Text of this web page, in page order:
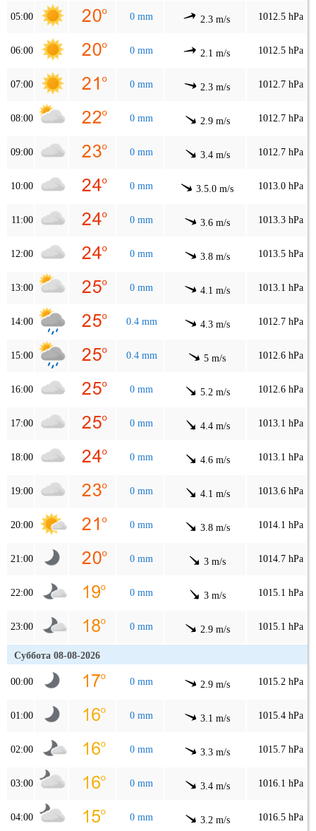
05:00 0 mm 2.3 m/s 1012.5 hPa
06:00 0 mm 2.1 m/s 1012.5 hPa
07:00 0 mm 2.3 m/s 1012.7 hPa
08:00 0 mm 2.9 m/s 1012.7 hPa
09:00 0 mm 3.4 m/s 1012.7 hPa
10:00 0 mm 3.5.0 m/s 1013.0 hPa
11:00 0 mm 3.6 m/s 1013.3 hPa
12:00 0 mm 3.8 m/s 1013.5 hPa
13:00 0 mm 4.1 m/s 1013.1 hPa
14:00 0.4 mm 4.3 m/s 1012.7 hPa
15:00 0.4 mm 5 m/s 1012.6 hPa
16:00 0 mm 5.2 m/s 1012.6 hPa
17:00 0 mm 4.4 m/s 1013.1 hPa
18:00 0 mm 4.6 m/s 1013.1 hPa
19:00 0 mm 4.1 m/s 1013.6 hPa
20:00 0 mm 3.8 m/s 1014.1 hPa
21:00 0 mm 3 m/s 1014.7 hPa
22:00 0 mm 3 m/s 1015.1 hPa
23:00 0 mm 2.9 m/s 1015.1 hPa
Суббота 08-08-2026
00:00 0 mm 2.9 m/s 1015.2 hPa
01:00 0 mm 3.1 m/s 1015.4 hPa
02:00 0 mm 3.3 m/s 1015.7 hPa
03:00 0 mm 3.4 m/s 1016.1 hPa
04:00 0 mm 3.2 m/s 1016.5 hPa